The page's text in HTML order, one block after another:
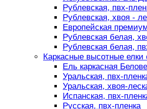
Рублевская, пвх-
Рублевская, хвоя -
Европейская
Рублевская белая,
Рублевская белая,
Каркасные высотные елки
Ель каркасная
Уральская, пвх-
Уральская, хвоя-
Испанская, пвх-
Русская, пвх-пленка